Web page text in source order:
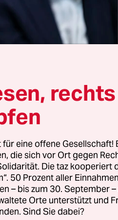
der taz exklusiv
Elnetwurde
und von Senator Joe
dem Büro des
rechts
eine offene Gesellschaft!
die sich vor Ort gegen
Die taz kooperiert
50 Prozent aller
– bis zum 30. September
Orte unterstützt und
Sind Sie dabei?